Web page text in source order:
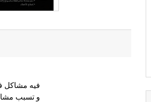
فيه مشاكل
و تسبب